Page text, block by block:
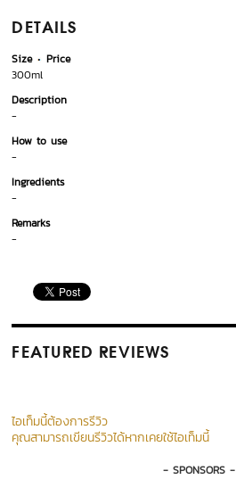
DETAILS
Size
Price
300ml
Description
-
How to use
-
Ingredients
-
Remarks
-
FEATURED REVIEWS
ไอเท็มนี้ต้องการรีวิว
คุณสามารถเขียนรีวิวได้หากเคยใช้ไอเท็มนี้
- SPONSORS -